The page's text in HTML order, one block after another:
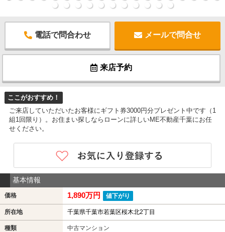
電話で問合わせ メールで問合せ
来店予約
ここがおすすめ！
ご来店していただいたお客様にギフト券3000円分プレゼント中です（1
組1回限り）。お住まい探しならローンに詳しいME不動産千葉にお任
せください。
基本情報
価格 1,890万円 値下がり
所在地 千葉県千葉市若葉区桜木北2丁目
種類 中古マンション